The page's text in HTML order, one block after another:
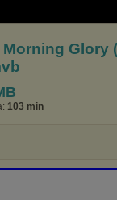
Glory
103 min